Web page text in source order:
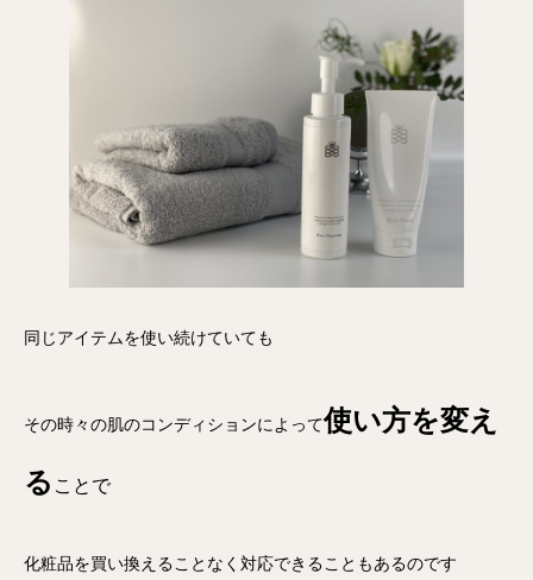
同じアイテムを使い続けていても
その時々の肌のコンディションによって使い方を変え
る ことで
化粧品を買い換えることなく対応できることもあるのです